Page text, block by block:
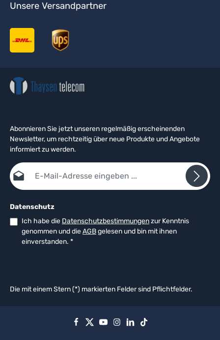
Unsere Versandpartner
Abonnieren Sie jetzt unseren regelmäßig erscheinenden
Newsletter, um rechtzeitig über neue Produkte und Angebote
informiert zu werden.
E-Mail-Adresse*
Datenschutz
Ich habe die Datenschutzbestimmungenzur Kenntnis
genommen und dieAGBgelesen und bin mit ihnen
einverstanden. *
Die mit einem Stern (*) markierten Felder sind Pflichtfelder.